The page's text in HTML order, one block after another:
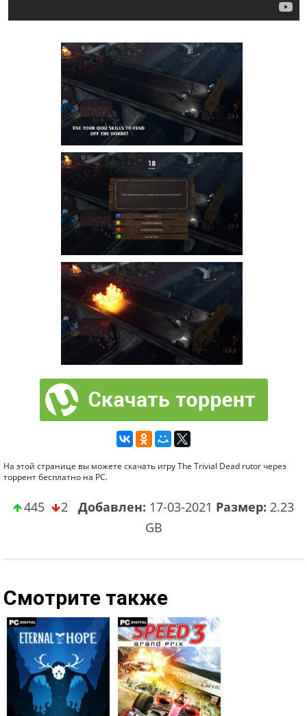
На этой странице вы можете скачать игру The Trivial Dead rutor через
торрент бесплатно на PC.
445 2 Добавлен: 17-03-2021 Размер: 2.23
GB
Смотрите также